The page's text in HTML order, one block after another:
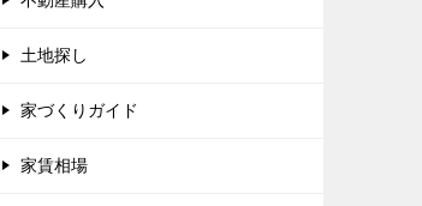
土地探し
家づくりガイド
家賃相場